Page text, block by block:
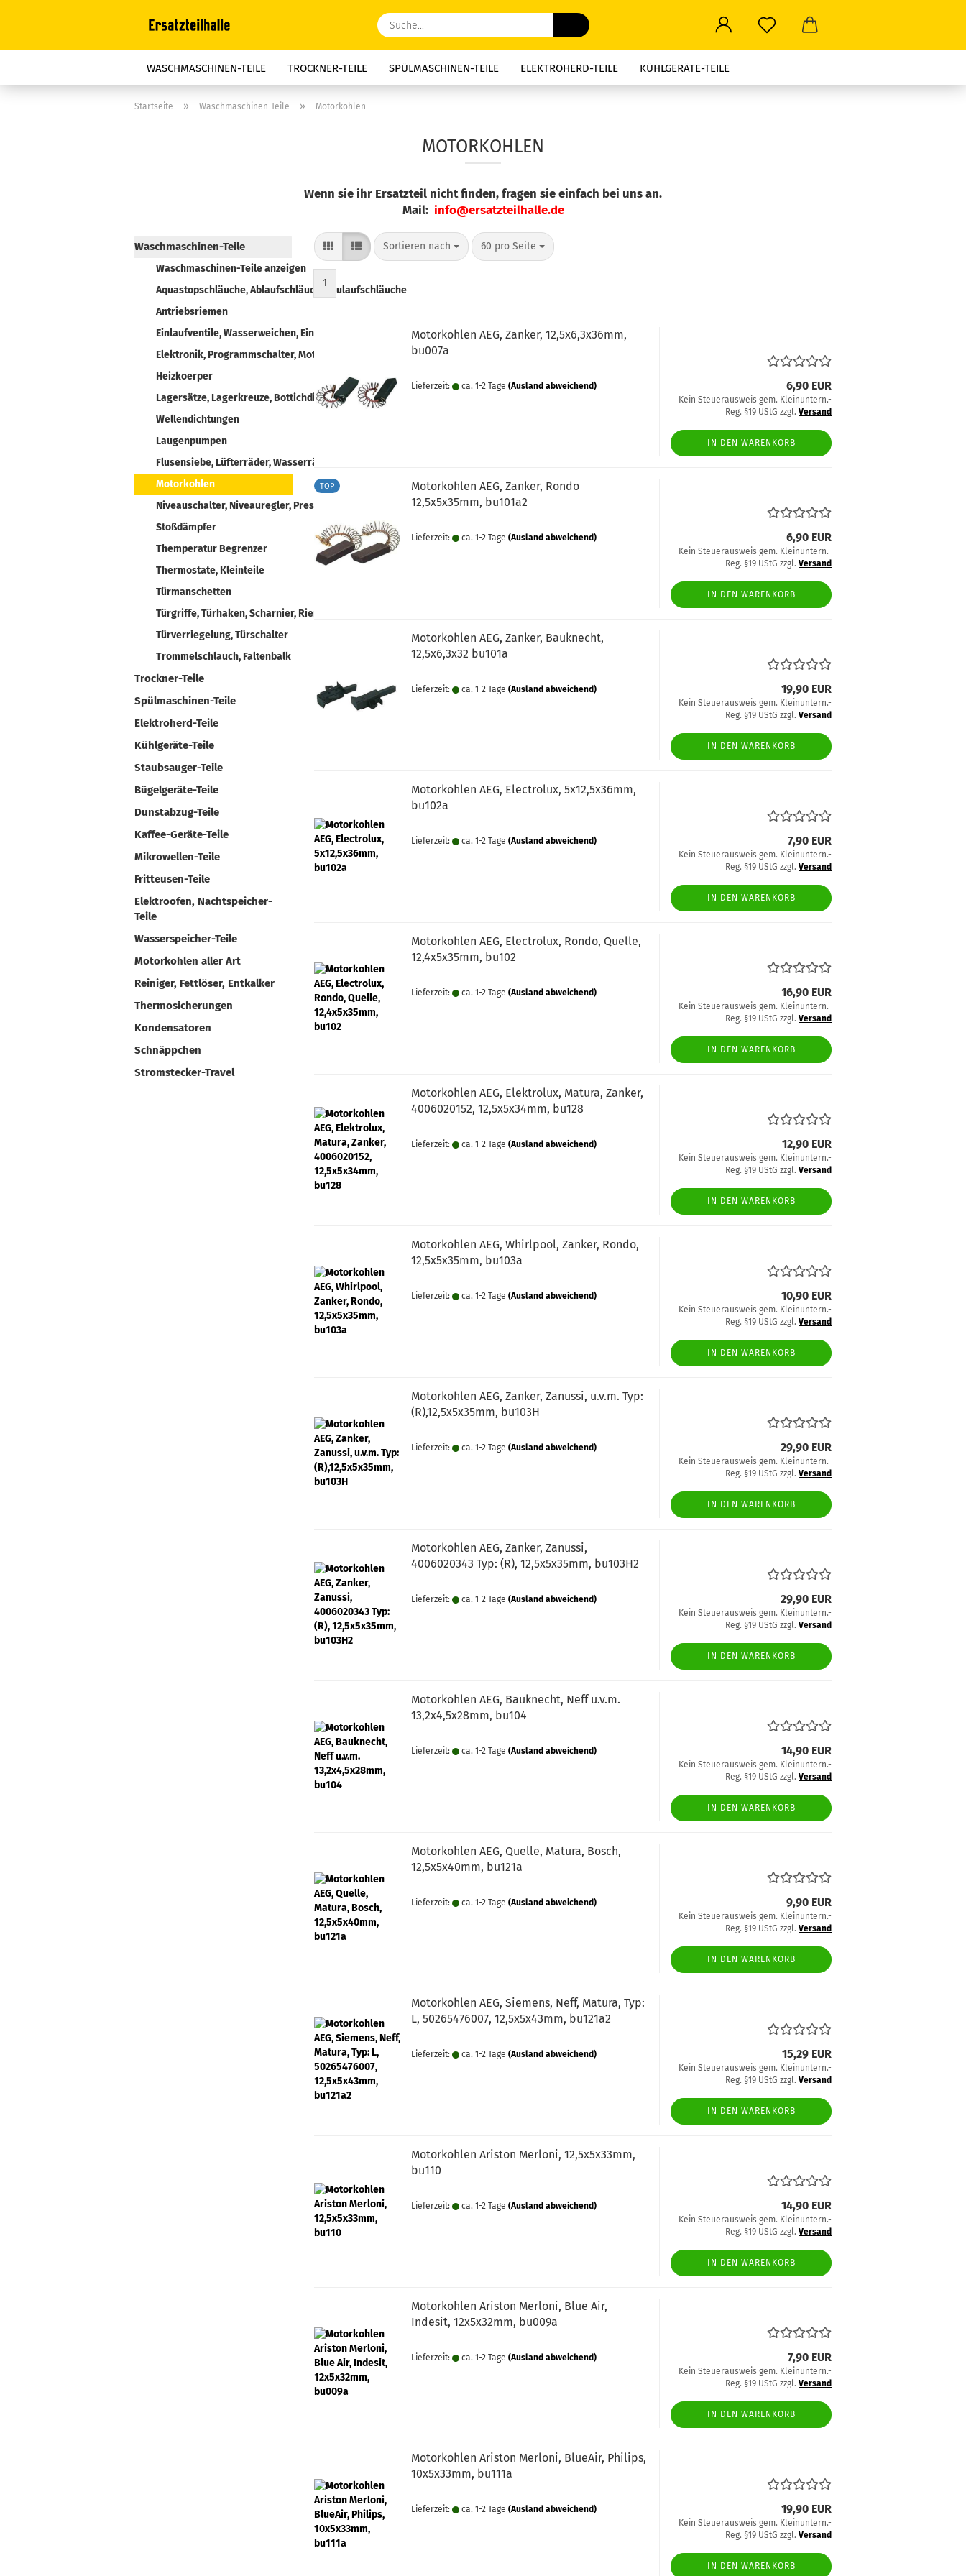
Suche...
WASCHMASCHINEN-TEILE TROCKNER-TEILE SPÜLMASCHINEN-TEILE ELEKTROHERD-TEILE KÜHLGERÄTE-TEILE
STAUBSAUGER-TEILE BÜGELGERÄTE-TEILE
ELEKTROOFEN, NACHTSPEICHER-TEILE WASSERSPEICHER-TEILE
Startseite » Waschmaschinen-Teile » Motorkohlen
MOTORKOHLEN
Wenn sie ihr Ersatzteil nicht finden, fragen sie einfach bei uns an.
Mail: info@ersatzteilhalle.de
Waschmaschinen-Teile
Waschmaschinen-Teile anzeigen
Aquastopschläuche, Ablaufschläuche, Zulaufschläuche
Antriebsriemen
Einlaufventile, Wasserweichen, Einspülschalen
Elektronik, Programmschalter, Motorelektronik
Heizkoerper
Lagersätze, Lagerkreuze, Bottichdichtungen
Wellendichtungen
Laugenpumpen
Flusensiebe, Lüfterräder, Wasserräder
Motorkohlen
Niveauschalter, Niveauregler, Pressostat
Stoßdämpfer
Themperatur Begrenzer
Thermostate, Kleinteile
Türmanschetten
Türgriffe, Türhaken, Scharnier, Riemenrad
Türverriegelung, Türschalter
Trommelschlauch, Faltenbalk
Trockner-Teile
Spülmaschinen-Teile
Elektroherd-Teile
Kühlgeräte-Teile
Staubsauger-Teile
Bügelgeräte-Teile
Dunstabzug-Teile
Kaffee-Geräte-Teile
Mikrowellen-Teile
Fritteusen-Teile
Elektroofen, Nachtspeicher-
Teile
Wasserspeicher-Teile
Motorkohlen aller Art
Reiniger, Fettlöser, Entkalker
Thermosicherungen
Kondensatoren
Schnäppchen
Stromstecker-Travel
Sortieren nach
Sortieren nach 60 pro Seite
pro Seite
1
Motorkohlen AEG, Zanker, 12,5x6,3x36mm,
bu007a
Lieferzeit: ca. 1-2 Tage (Ausland abweichend) 6,90 EUR
Kein Steuerausweis gem. Kleinuntern.-
Reg. §19 UStG zzgl. Versand
IN DEN WARENKORB
TOP
Motorkohlen AEG, Zanker, Rondo
12,5x5x35mm, bu101a2
Lieferzeit: ca. 1-2 Tage (Ausland abweichend) 6,90 EUR
Kein Steuerausweis gem. Kleinuntern.-
Reg. §19 UStG zzgl. Versand
IN DEN WARENKORB
Motorkohlen AEG, Zanker, Bauknecht,
12,5x6,3x32 bu101a
Lieferzeit: ca. 1-2 Tage (Ausland abweichend) 19,90 EUR
Kein Steuerausweis gem. Kleinuntern.-
Reg. §19 UStG zzgl. Versand
IN DEN WARENKORB
Motorkohlen AEG, Electrolux, 5x12,5x36mm,
bu102a
Lieferzeit: ca. 1-2 Tage (Ausland abweichend) 7,90 EUR
Kein Steuerausweis gem. Kleinuntern.-
Reg. §19 UStG zzgl. Versand
IN DEN WARENKORB
Motorkohlen AEG, Electrolux, Rondo, Quelle,
12,4x5x35mm, bu102
Lieferzeit: ca. 1-2 Tage (Ausland abweichend) 16,90 EUR
Kein Steuerausweis gem. Kleinuntern.-
Reg. §19 UStG zzgl. Versand
IN DEN WARENKORB
Motorkohlen AEG, Elektrolux, Matura, Zanker,
4006020152, 12,5x5x34mm, bu128
Lieferzeit: ca. 1-2 Tage (Ausland abweichend) 12,90 EUR
Kein Steuerausweis gem. Kleinuntern.-
Reg. §19 UStG zzgl. Versand
IN DEN WARENKORB
Motorkohlen AEG, Whirlpool, Zanker, Rondo,
12,5x5x35mm, bu103a
Lieferzeit: ca. 1-2 Tage (Ausland abweichend) 10,90 EUR
Kein Steuerausweis gem. Kleinuntern.-
Reg. §19 UStG zzgl. Versand
IN DEN WARENKORB
Motorkohlen AEG, Zanker, Zanussi, u.v.m. Typ:
(R),12,5x5x35mm, bu103H
Lieferzeit: ca. 1-2 Tage (Ausland abweichend) 29,90 EUR
Kein Steuerausweis gem. Kleinuntern.-
Reg. §19 UStG zzgl. Versand
IN DEN WARENKORB
Motorkohlen AEG, Zanker, Zanussi,
4006020343 Typ: (R), 12,5x5x35mm, bu103H2
Lieferzeit: ca. 1-2 Tage (Ausland abweichend) 29,90 EUR
Kein Steuerausweis gem. Kleinuntern.-
Reg. §19 UStG zzgl. Versand
IN DEN WARENKORB
Motorkohlen AEG, Bauknecht, Neff u.v.m.
13,2x4,5x28mm, bu104
Lieferzeit: ca. 1-2 Tage (Ausland abweichend) 14,90 EUR
Kein Steuerausweis gem. Kleinuntern.-
Reg. §19 UStG zzgl. Versand
IN DEN WARENKORB
Motorkohlen AEG, Quelle, Matura, Bosch,
12,5x5x40mm, bu121a
Lieferzeit: ca. 1-2 Tage (Ausland abweichend) 9,90 EUR
Kein Steuerausweis gem. Kleinuntern.-
Reg. §19 UStG zzgl. Versand
IN DEN WARENKORB
Motorkohlen AEG, Siemens, Neff, Matura, Typ:
L, 50265476007, 12,5x5x43mm, bu121a2
Lieferzeit: ca. 1-2 Tage (Ausland abweichend) 15,29 EUR
Kein Steuerausweis gem. Kleinuntern.-
Reg. §19 UStG zzgl. Versand
IN DEN WARENKORB
Motorkohlen Ariston Merloni, 12,5x5x33mm,
bu110
Lieferzeit: ca. 1-2 Tage (Ausland abweichend) 14,90 EUR
Kein Steuerausweis gem. Kleinuntern.-
Reg. §19 UStG zzgl. Versand
IN DEN WARENKORB
Motorkohlen Ariston Merloni, Blue Air,
Indesit, 12x5x32mm, bu009a
Lieferzeit: ca. 1-2 Tage (Ausland abweichend) 7,90 EUR
Kein Steuerausweis gem. Kleinuntern.-
Reg. §19 UStG zzgl. Versand
IN DEN WARENKORB
Motorkohlen Ariston Merloni, BlueAir, Philips,
10x5x33mm, bu111a
Lieferzeit: ca. 1-2 Tage (Ausland abweichend) 19,90 EUR
Kein Steuerausweis gem. Kleinuntern.-
Reg. §19 UStG zzgl. Versand
IN DEN WARENKORB